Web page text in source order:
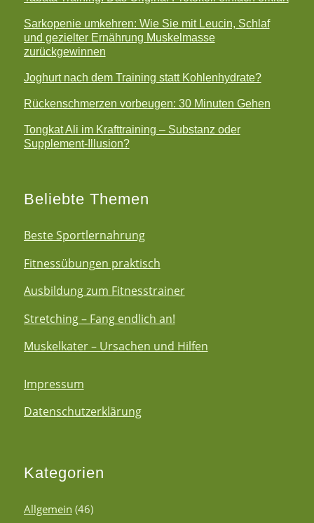
Sarkopenie umkehren: Wie Sie mit Leucin, Schlaf
und gezielter Ernährung Muskelmasse
zurückgewinnen
Joghurt nach dem Training statt Kohlenhydrate?
Rückenschmerzen vorbeugen: 30 Minuten Gehen
Tongkat Ali im Krafttraining – Substanz oder
Supplement-Illusion?
Beliebte Themen
Beste Sportlernahrung
Fitnessübungen praktisch
Ausbildung zum Fitnesstrainer
Stretching – Fang endlich an!
Muskelkater – Ursachen und Hilfen
Impressum
Datenschutzerklärung
Kategorien
Allgemein (46)